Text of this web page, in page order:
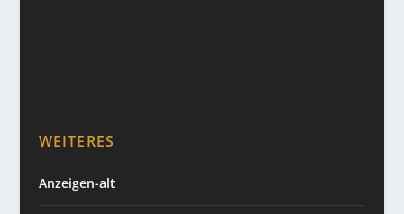
WEITERES
Anzeigen-alt